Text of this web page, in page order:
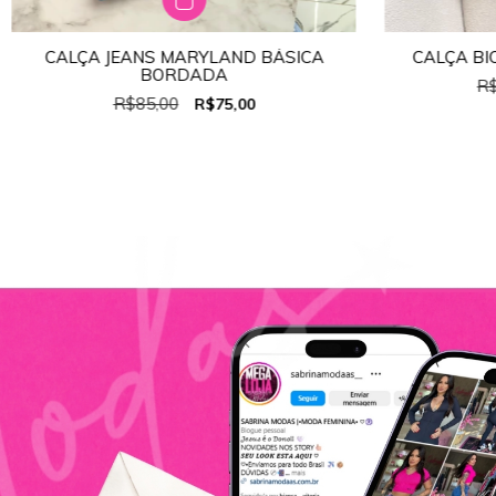
TAMANHO: 38
CALÇA JEANS MARYLAND BÁSICA
BORDADA
R$85,00
R$75,00
CALÇA